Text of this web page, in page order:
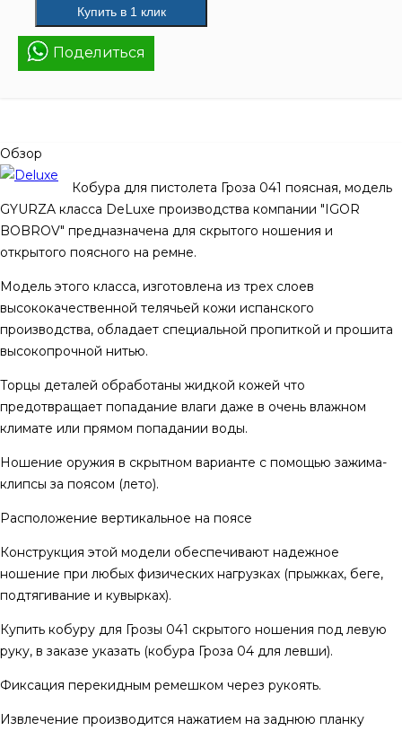
Поделиться
Обзор
Кобура для пистолета Гроза 041 поясная, модель
GYURZA класса DeLuxe производства компании "IGOR
BOBROV" предназначена для скрытого ношения и
открытого поясного на ремне.
Модель этого класса, изготовлена из трех слоев
высококачественной телячьей кожи испанского
производства, обладает специальной пропиткой и прошита
высокопрочной нитью.
Торцы деталей обработаны жидкой кожей что
предотвращает попадание влаги даже в очень влажном
климате или прямом попадании воды.
Ношение оружия в скрытном варианте с помощью зажима-
клипсы за поясом (лето).
Расположение вертикальное на поясе
Конструкция этой модели обеспечивают надежное
ношение при любых физических нагрузках (прыжках, беге,
подтягивание и кувырках).
Купить кобуру для Грозы 041 скрытого ношения под левую
руку, в заказе указать (кобура Гроза 04 для левши).
Фиксация перекидным ремешком через рукоять.
Извлечение производится нажатием на заднюю планку